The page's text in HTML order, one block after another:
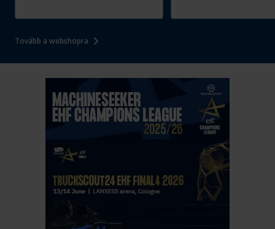
Tovább a webshopra